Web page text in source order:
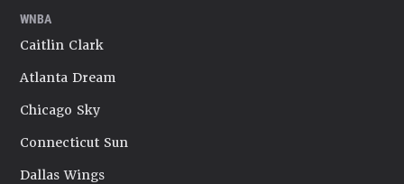
WNBA
Caitlin Clark
Atlanta Dream
Chicago Sky
Connecticut Sun
Dallas Wings